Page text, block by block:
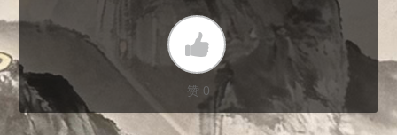
赞 0